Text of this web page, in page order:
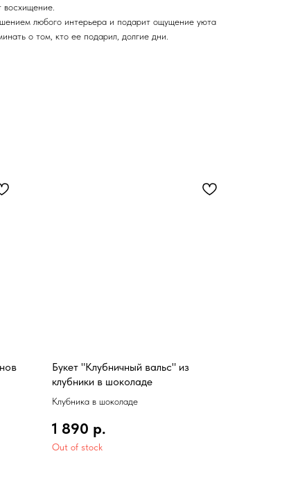
восхищение.
любого интерьера и подарит ощущение уюта
о том, кто ее подарил, долгие дни.
Букет "Клубничный вальс" из
клубники в шоколаде
Клубника в шоколаде
1 890 р.
Out of stock